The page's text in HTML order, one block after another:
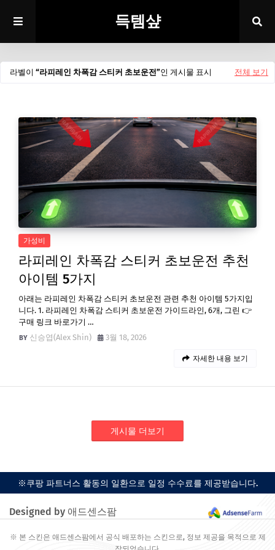
득템샾
라벨이 라피레인 차폭감 스티커 초보운전 인 게시물 표시 전체 보기
가성비
라피레인 차폭감 스티커 초보운전 추천
아이템 5가지
아래는 라피레인 차폭감 스티커 초보운전 관련 추천 아이템 5가지입
니다. 1. 라피레인 차폭감 스티커 초보운전 가이드라인, 6개, 그린 👉
구매 링크 바로가기 …
신승엽(Alex Shin)
3월 18, 2026
자세한 내용 보기
게시물 더보기
※쿠팡 파트너스 활동의 일환으로 일정 수수료를 제공받습니다.
Designed by 애드센스팜
※ 본 스킨은 애드센스팜에서 공식 배포하는 스킨으로, 정보 제공을 목적으로 제